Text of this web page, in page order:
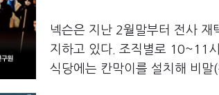
넥슨은 지난 2월말부터 전사 재
지하고 있다. 조직별로 10~11
식당에는 칸막이를 설치해 비말